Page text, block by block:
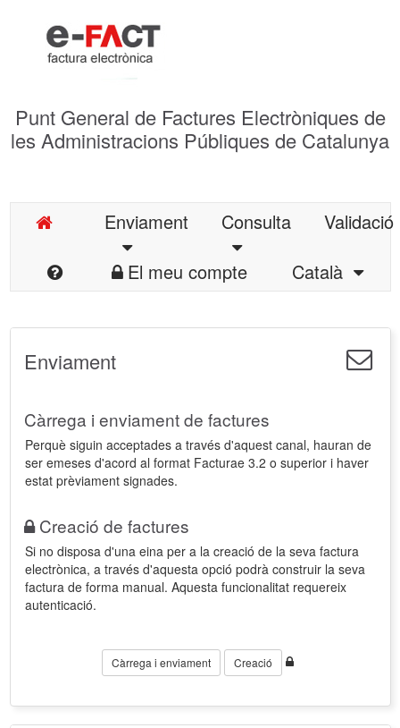
Punt General de Factures Electròniques de
les Administracions Públiques de Catalunya
Enviament Consulta
Validació
El meu compte
Català
Enviament
Càrrega i enviament de factures
Perquè siguin acceptades a través d'aquest canal, hauran de
ser emeses d'acord al format Facturae 3.2 o superior i haver
estat prèviament signades.
Creació de factures
Si no disposa d'una eina per a la creació de la seva factura
electrònica, a través d'aquesta opció podrà construir la seva
factura de forma manual. Aquesta funcionalitat requereix
autenticació.
Càrrega i enviament Creació